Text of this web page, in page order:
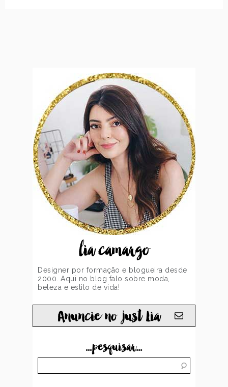
lia camargo
Designer por formação e blogueira desde
2000. Aqui no blog falo sobre moda,
beleza e estilo de vida!
Anuncie no just Lia
...pesquisar...